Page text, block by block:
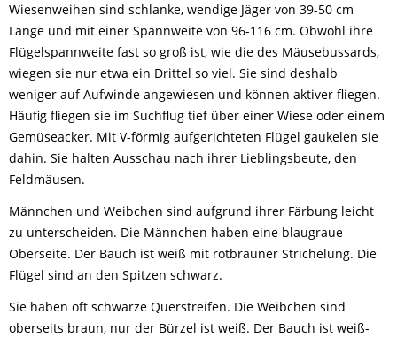
Wiesenweihen sind schlanke, wendige Jäger von 39-50 cm
Länge und mit einer Spannweite von 96-116 cm. Obwohl ihre
Flügelspannweite fast so groß ist, wie die des Mäusebussards,
wiegen sie nur etwa ein Drittel so viel. Sie sind deshalb
weniger auf Aufwinde angewiesen und können aktiver fliegen.
Häufig fliegen sie im Suchflug tief über einer Wiese oder einem
Gemüseacker. Mit V-förmig aufgerichteten Flügel gaukelen sie
dahin. Sie halten Ausschau nach ihrer Lieblingsbeute, den
Feldmäusen.
Männchen und Weibchen sind aufgrund ihrer Färbung leicht
zu unterscheiden. Die Männchen haben eine blaugraue
Oberseite. Der Bauch ist weiß mit rotbrauner Strichelung. Die
Flügel sind an den Spitzen schwarz.
Sie haben oft schwarze Querstreifen. Die Weibchen sind
oberseits braun, nur der Bürzel ist weiß. Der Bauch ist weiß-